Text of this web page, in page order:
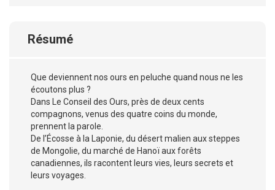
Résumé
Que deviennent nos ours en peluche quand nous ne les
écoutons plus ?
Dans Le Conseil des Ours, près de deux cents
compagnons, venus des quatre coins du monde,
prennent la parole.
De l’Écosse à la Laponie, du désert malien aux steppes
de Mongolie, du marché de Hanoï aux forêts
canadiennes, ils racontent leurs vies, leurs secrets et
leurs voyages.